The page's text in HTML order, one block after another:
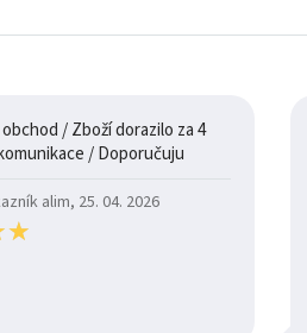
/ Zboží dorazilo za 4
dny / 100% komunikace / Doporučuju
alim, 25. 04. 2026
★
★